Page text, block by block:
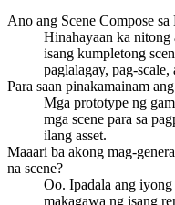
Ano ang Scene Compose sa
Hinahayaan ka
isang kumpletong
paglalagay, pag-scale,
Para saan pinakamainam
Mga prototype ng
mga scene para sa
ilang asset.
Maaari ba akong mag-
na scene?
Oo. Ipadala ang
makagawa ng isang